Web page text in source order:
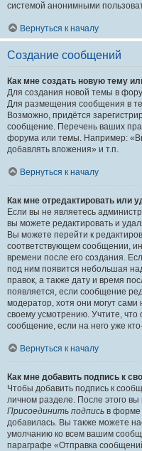
системой анонимными
Вернуться к началу
Создание сообщений
Как мне создать новую тему
Для создания новой темы в
Для размещения сообщения в
Возможно, придётся
сообщение. Перечень ваших
форума или темы. Например:
добавлять вложения» и т.п.
Вернуться к началу
Как мне отредактировать или
Если вы не являетесь
вы можете редактировать и
Вы можете перейти к
соответствующем сообщении,
времени после его создания.
под ним появится небольшая
правок, а также дату и время
появляется, если сообщение
модератор, хотя они могут
своему усмотрению. Учтите,
сообщение, если на него уже
Вернуться к началу
Как мне добавить подпись к
Чтобы добавить подпись к
личном разделе. После этого
Присоединить подпись в форме
добавилась. Вы также можете
умолчанию ко всем вашим
параграфе «Отправка